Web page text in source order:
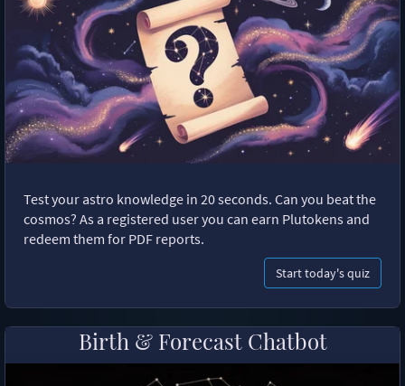
Test your astro knowledge in 20 seconds. Can you beat the
cosmos? As a registered user you can earn Plutokens and
redeem them for PDF reports.
Start today's quiz
Birth & Forecast Chatbot